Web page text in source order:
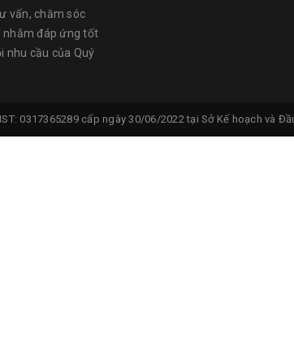
vấn, chăm sóc
nhằm đáp ứng tốt
nhu cầu của Quý
0317365289 cấp ngày 30/06/2022 tại Sở Kế hoạch và